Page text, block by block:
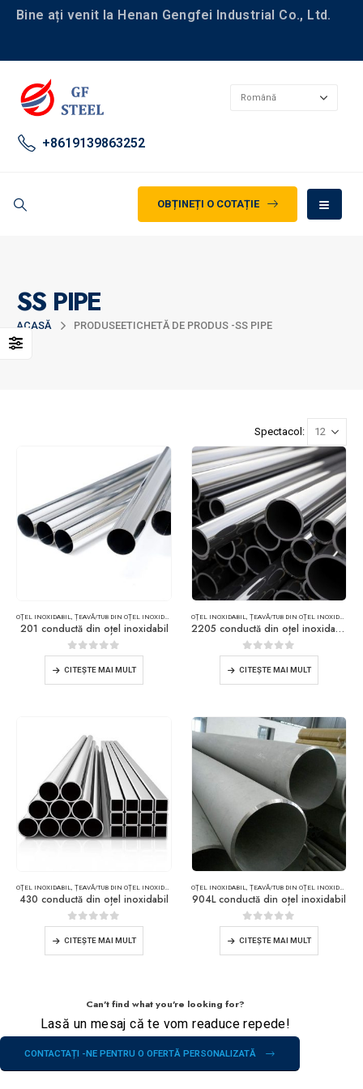
Bine ați venit la Henan Gengfei Industrial Co., Ltd.
+8619139863252
OBȚINEȚI O COTAȚIE
SS PIPE
ACASĂ PRODUSEETICHETĂ DE PRODUS -SS PIPE
Spectacol:
OŢEL INOXIDABIL, ȚEAVĂ/TUB DIN OȚEL INOXIDABIL
201 conductă din oțel inoxidabil
0din 5
CITEŞTE MAI MULT
OŢEL INOXIDABIL, ȚEAVĂ/TUB DIN OȚEL INOXIDABIL
2205 conductă din oțel inoxidabil duplex
0din 5
CITEŞTE MAI MULT
OŢEL INOXIDABIL, ȚEAVĂ/TUB DIN OȚEL INOXIDABIL
430 conductă din oțel inoxidabil
0din 5
CITEŞTE MAI MULT
OŢEL INOXIDABIL, ȚEAVĂ/TUB DIN OȚEL INOXIDABIL
904L conductă din oțel inoxidabil
0din 5
CITEŞTE MAI MULT
Can't find what you're looking for?
Lasă un mesaj că te vom readuce repede!
CONTACTAȚI -NE PENTRU O OFERTĂ PERSONALIZATĂ